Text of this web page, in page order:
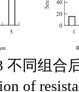
不同组合
of